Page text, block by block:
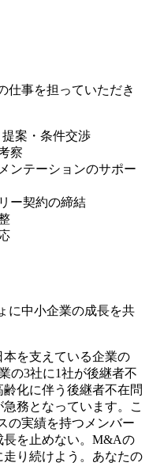
仕事を担っていただき
案・条件交渉
察
ンテーションのサポー
ー契約の締結
に中小企業の成長を共
を支えている企業の
の3社に1社が後継者不
化に伴う後継者不在問
務となっています。こ
の実績を持つメンバー
長を止めない。M&Aの
り続けよう。あなたの